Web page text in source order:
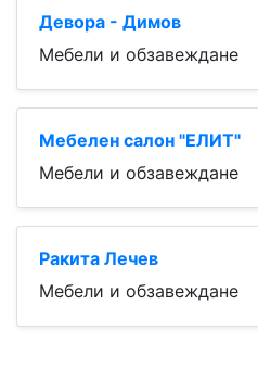
Девора - Димов
Мебели и обзавеждане
Мебелен салон "ЕЛИТ"
Мебели и обзавеждане
Ракита Лечев
Мебели и обзавеждане